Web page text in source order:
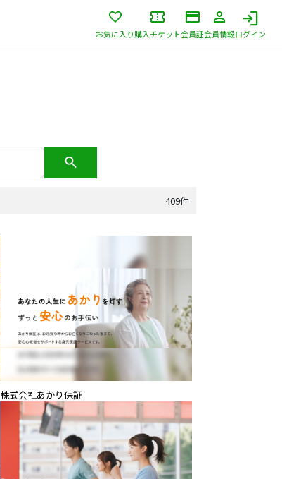
お気に入り購入チケット会員証会員情報ログイン
409件
株式会社あかり保証